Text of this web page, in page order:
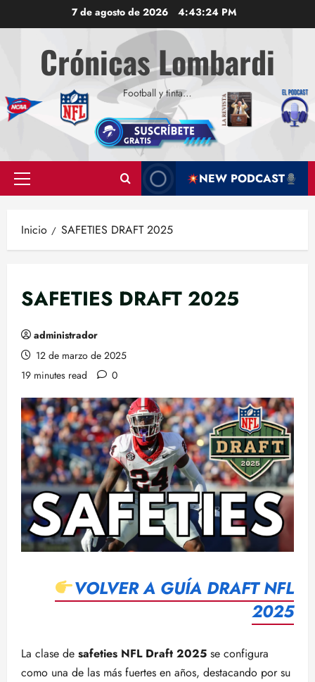
al
contenido
7 de agosto de 2026 4:43:25 PM
Crónicas Lombardi
Football y tinta…
Menú
NEW PODCAST
Inicio SAFETIES DRAFT 2025
SAFETIES DRAFT 2025
administrador
12 de marzo de 2025
19 minutes read
0
VOLVER A GUÍA DRAFT NFL
2025
La clase de safeties NFL Draft 2025 se configura
como una de las más fuertes en años, destacando por su